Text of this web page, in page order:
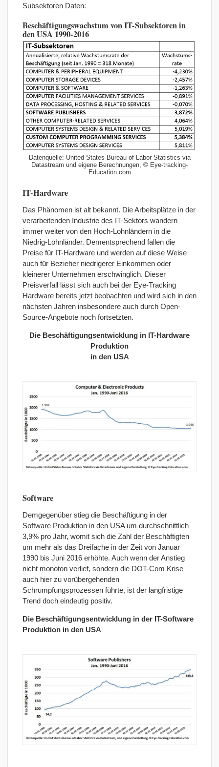
Subsektoren Daten:
Beschäftigungswachstum von IT-Subsektoren in
den USA 1990-2016
Datenquelle: United States Bureau of Labor Statistics via
Datastream und eigene Berechnungen, © Eye-tracking-
Education.com
IT-Hardware
Das Phänomen ist alt bekannt. Die Arbeitsplätze in der
verarbeitenden Industrie des IT-Sektors wandern
immer weiter von den Hoch-Lohnländern in die
Niedrig-Lohnländer. Dementsprechend fallen die
Preise für IT-Hardware und werden auf diese Weise
auch für Bezieher niedrigerer Einkommen oder
kleinerer Unternehmen erschwinglich. Dieser
Preisverfall lässt sich auch bei der Eye-Tracking
Hardware bereits jetzt beobachten und wird sich in den
nächsten Jahren insbesondere auch durch Open-
Source-Angebote noch fortsetzten.
Die Beschäftigungsentwicklung in IT-Hardware
Produktion
in den USA
Software
Demgegenüber stieg die Beschäftigung in der
Software Produktion in den USA um durchschnittlich
3,9% pro Jahr, womit sich die Zahl der Beschäftigten
um mehr als das Dreifache in der Zeit von Januar
1990 bis Juni 2016 erhöhte. Auch wenn der Anstieg
nicht monoton verlief, sondern die DOT-Com Krise
auch hier zu vorübergehenden
Schrumpfungsprozessen führte, ist der langfristige
Trend doch eindeutig positiv.
Die Beschäftigungsentwicklung in der IT-Software
Produktion in den USA